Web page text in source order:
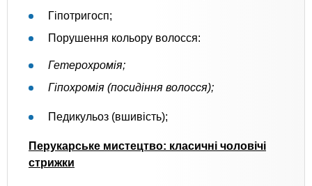
Гіпотригосп;
Порушення кольору волосся:
Гетерохромія;
Гіпохромія (посидіння волосся);
Педикульоз (вшивість);
Перукарське мистецтво: класичні чоловічі
стрижки